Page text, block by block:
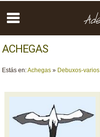
ACHEGAS
Estás en:Achegas » Debuxos-varios